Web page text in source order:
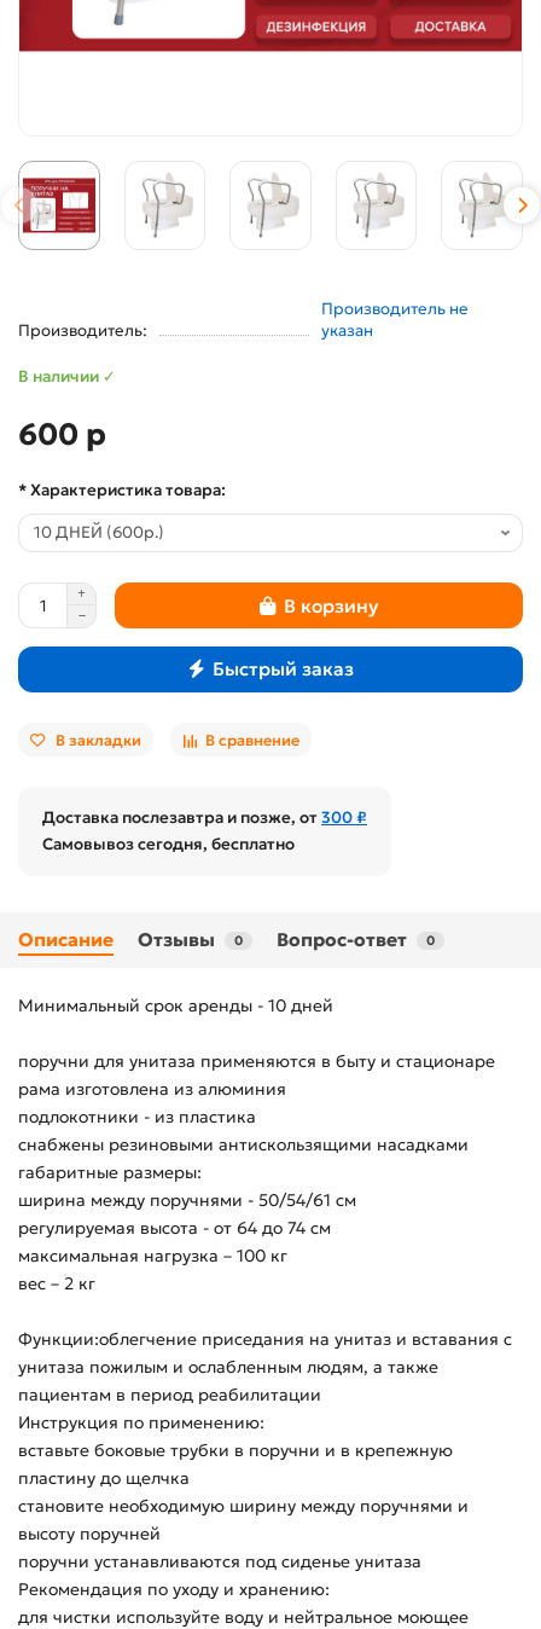
Производитель:
Производитель не
указан
В наличии ✓
600 р
* Характеристика товара:
В корзину
Быстрый заказ
В закладки В сравнение
Доставка послезавтра и позже, от300 ₽
Самовывоз сегодня, бесплатно
Описание Отзывы 0 Вопрос-ответ 0
Минимальный срок аренды - 10 дней
поручни для унитаза применяются в быту и стационаре
рама изготовлена из алюминия
подлокотники - из пластика
снабжены резиновыми антискользящими насадками
габаритные размеры:
ширина между поручнями - 50/54/61 см
регулируемая высота - от 64 до 74 см
максимальная нагрузка – 100 кг
вес – 2 кг
Функции:облегчение приседания на унитаз и вставания с
унитаза пожилым и ослабленным людям, а также
пациентам в период реабилитации
Инструкция по применению:
вставьте боковые трубки в поручни и в крепежную
пластину до щелчка
становите необходимую ширину между поручнями и
высоту поручней
поручни устанавливаются под сиденье унитаза
Рекомендация по уходу и хранению:
для чистки используйте воду и нейтральное моющее